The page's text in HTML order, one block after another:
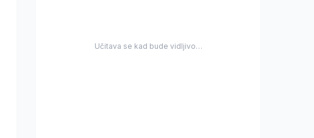
Učitava se kad bude vidljivo…